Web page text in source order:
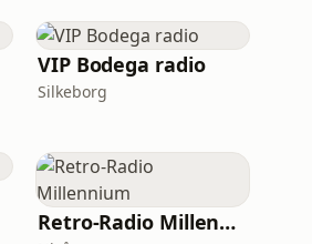
VIP Bodega radio
Silkeborg
Retro-Radio Millennium